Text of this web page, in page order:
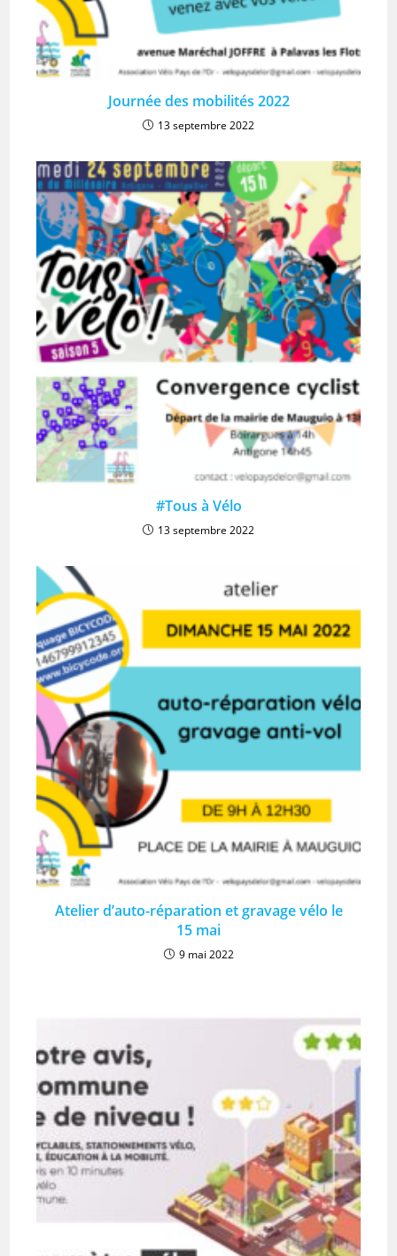
Journée des mobilités 2022
13 septembre 2022
#Tous à Vélo
13 septembre 2022
Atelier d’auto-réparation et gravage vélo le
15 mai
9 mai 2022